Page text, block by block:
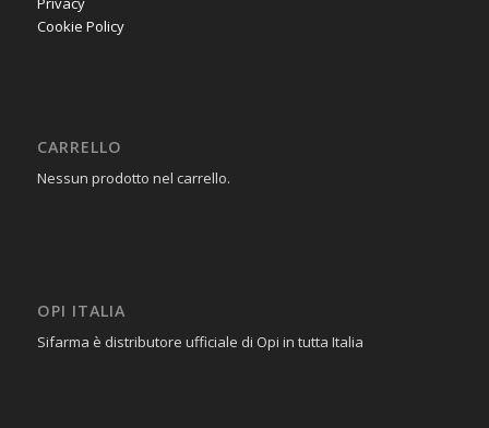
Cookie Policy
CARRELLO
Nessun prodotto nel carrello.
OPI ITALIA
Sifarma è distributore ufficiale di Opi in tutta Italia